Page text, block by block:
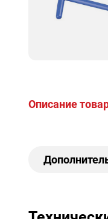
Описание